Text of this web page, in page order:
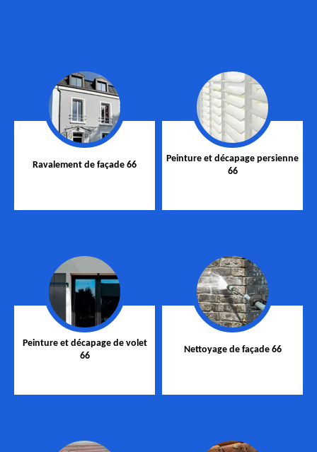
Ravalement de façade 66
Peinture et décapage persienne
66
Peinture et décapage de volet
66
Nettoyage de façade 66